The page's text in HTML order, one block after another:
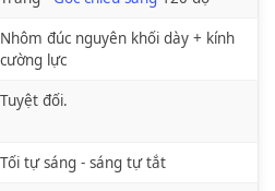
Nhôm đúc nguyên khối dày + kính
cường lực
Tuyệt đối.
Tối tự sáng - sáng tự tắt